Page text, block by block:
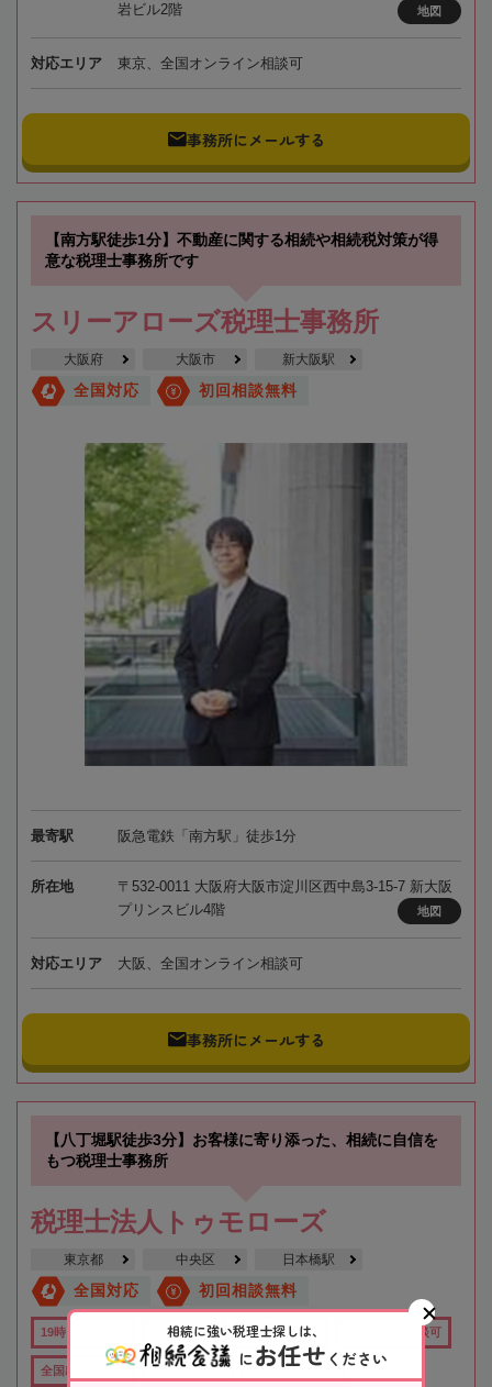
岩ビル2階
地図
対応エリア 東京、全国オンライン相談可
事務所にメールする
【南方駅徒歩1分】不動産に関する相続や相続税対策が得
意な税理士事務所です
スリーアローズ税理士事務所
大阪府 大阪市 新大阪駅
全国対応 初回相談無料
最寄駅 阪急電鉄「南方駅」徒歩1分
所在地
〒532-0011 大阪府大阪市淀川区西中島3-15-7 新大阪
プリンスビル4階
地図
対応エリア 大阪、全国オンライン相談可
事務所にメールする
【八丁堀駅徒歩3分】お客様に寄り添った、相続に自信を
もつ税理士事務所
税理士法人トゥモローズ
東京都 中央区 日本橋駅
全国対応 初回相談無料
19時以降TEL可 土日祝OK 在籍数10名以上 オンライン相談可
全国出張対応可 行政書士在籍 女性税理士在籍
相続に強い税理士探しは、
にお任せ ください